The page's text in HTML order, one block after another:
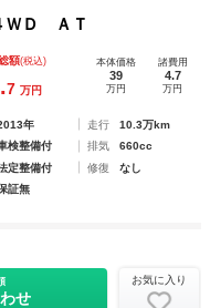
ＷＤ ＡＴ
額(税込)
7 万円
本体価格
39
万円
諸費用
4.7
万円
年 走行
10.3万km
検整備付 排気
660cc
定整備付 修復
なし
証無
せ
お気に入り